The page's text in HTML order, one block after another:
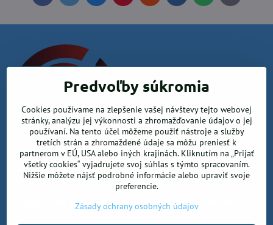
mail
Krea office, s.r.o.
Kancelárske potreby
Kreatívne potreby a sortiment pre deti
Predvoľby súkromia
Cookies používame na zlepšenie vašej návštevy tejto webovej
stránky, analýzu jej výkonnosti a zhromažďovanie údajov o jej
používaní. Na tento účel môžeme použiť nástroje a služby
tretích strán a zhromaždené údaje sa môžu preniesť k
partnerom v EÚ, USA alebo iných krajinách. Kliknutím na „Prijať
všetky cookies“ vyjadrujete svoj súhlas s týmto spracovaním.
Nižšie môžete nájsť podrobné informácie alebo upraviť svoje
preferencie.
Zásady ochrany osobných údajov